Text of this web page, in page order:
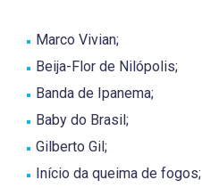
Marco Vivian;
Beija-Flor de Nilópolis;
Banda de Ipanema;
Baby do Brasil;
Gilberto Gil;
Início da queima de fogos;